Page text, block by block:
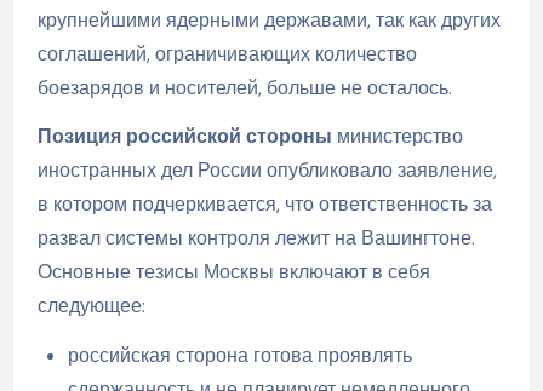
крупнейшими ядерными державами, так как других
соглашений, ограничивающих количество
боезарядов и носителей, больше не осталось.
Позиция российской стороны министерство
иностранных дел России опубликовало заявление,
в котором подчеркивается, что ответственность за
развал системы контроля лежит на Вашингтоне.
Основные тезисы Москвы включают в себя
следующее:
российская сторона готова проявлять